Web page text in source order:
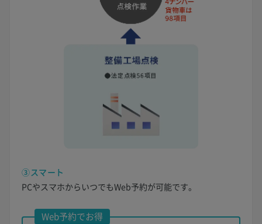
③スマート
PCやスマホからいつでもWeb予約が可能です。
Web予約でお得